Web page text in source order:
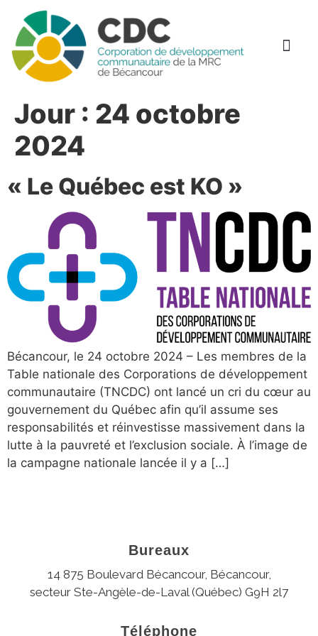
Jour : 24 octobre
2024
« Le Québec est KO »
Bécancour, le 24 octobre 2024 – Les membres de la
Table nationale des Corporations de développement
communautaire (TNCDC) ont lancé un cri du cœur au
gouvernement du Québec afin qu’il assume ses
responsabilités et réinvestisse massivement dans la
lutte à la pauvreté et l’exclusion sociale. À l’image de
la campagne nationale lancée il y a […]
Bureaux
14 875 Boulevard Bécancour, Bécancour,
secteur Ste-Angèle-de-Laval (Québec) G9H 2l7
Téléphone